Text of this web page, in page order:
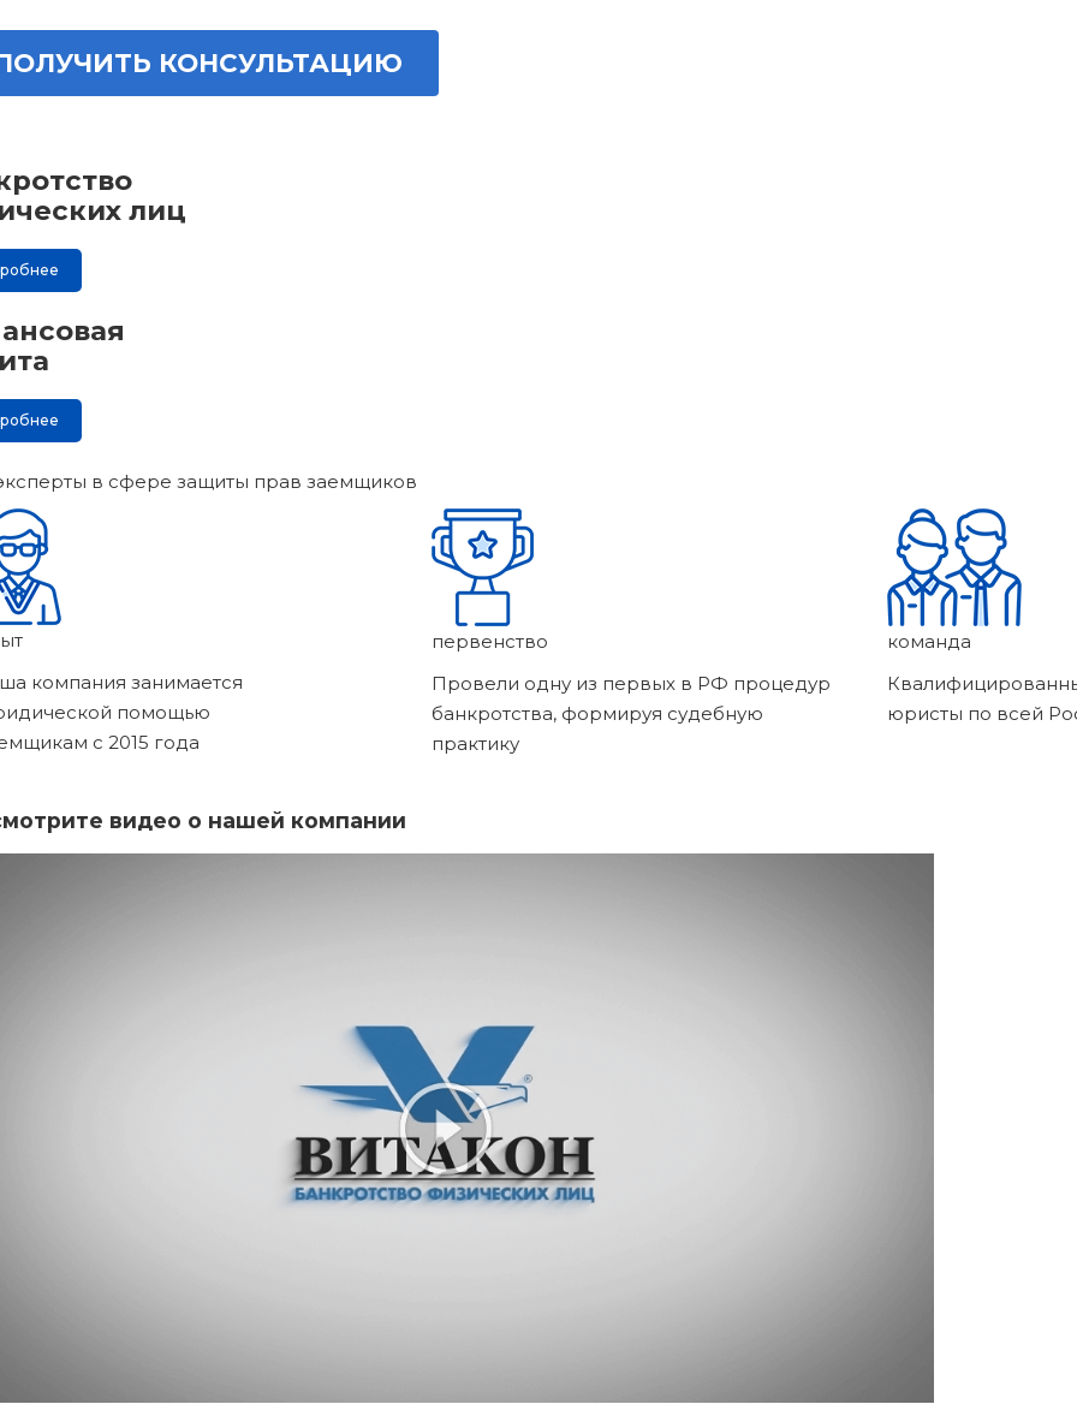
КОНСУЛЬТАЦИЮ
лиц
в сфере защиты прав заемщиков
компания занимается
помощью
с 2015 года
первенство
Провели одну из первых в РФ процедур
банкротства, формируя судебную
практику
команда
юристы по всей
видео о нашей компании